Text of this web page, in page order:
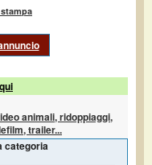
animali, ridoppiaggi,
trailer...
categoria